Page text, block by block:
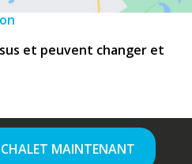
et peuvent changer et
CHALET MAINTENANT